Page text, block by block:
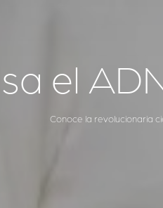
el
Conoce la revolucionaria